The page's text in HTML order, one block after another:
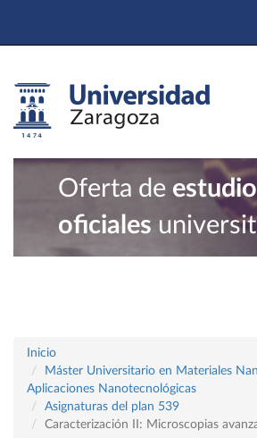
Oferta de
oficiales
Inicio
Máster Universitario en Materiales
Aplicaciones Nanotecnológicas
Asignaturas del plan 539
Caracterización II: Microscopias